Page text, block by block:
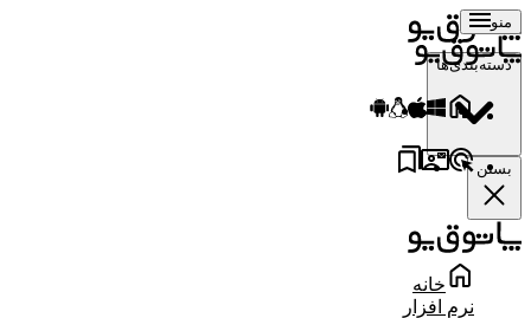
منو
دسته‌بندی‌ها
بستن
خانه
نرم افزار